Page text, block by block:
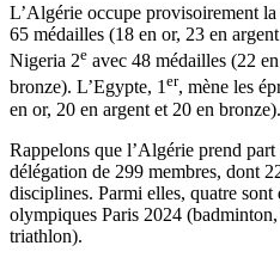
L’Algérie occupe provisoirement
65 médailles (18 en or, 23 en
Nigeria 2e avec 48 médailles (22
bronze). L’Egypte, 1er, mène les
en or, 20 en argent et 20 en bronze).
Rappelons que l’Algérie prend
délégation de 299 membres, dont
disciplines. Parmi elles, quatre
olympiques Paris 2024
triathlon).